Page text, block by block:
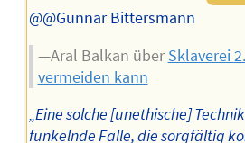
@@Gunnar Bittersmann
—Aral Balkan über Sklaverei
vermeiden kann
„Eine solche [unethische]
funkelnde Falle, die sorgfältig